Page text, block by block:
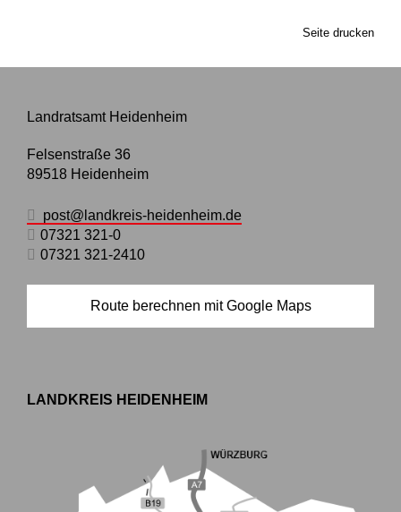
Seite drucken
Landratsamt Heidenheim
Felsenstraße 36
89518 Heidenheim
post@landkreis-heidenheim.de
07321 321-0
07321 321-2410
Route berechnen mit Google Maps
LANDKREIS HEIDENHEIM